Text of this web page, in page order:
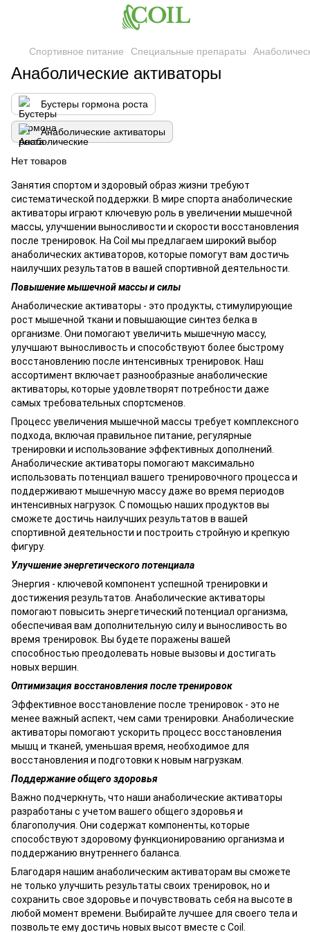
Спортивное питание Специальные препараты
Анаболические активаторы
Бустеры гормона роста
Анаболические активаторы
Нет товаров
Занятия спортом и здоровый образ жизни требуют
систематической поддержки. В мире спорта анаболические
активаторы играют ключевую роль в увеличении мышечной
массы, улучшении выносливости и скорости восстановления
после тренировок. На Coil мы предлагаем широкий выбор
анаболических активаторов, которые помогут вам достичь
наилучших результатов в вашей спортивной деятельности.
Повышение мышечной массы и силы
Анаболические активаторы - это продукты, стимулирующие
рост мышечной ткани и повышающие синтез белка в
организме. Они помогают увеличить мышечную массу,
улучшают выносливость и способствуют более быстрому
восстановлению после интенсивных тренировок. Наш
ассортимент включает разнообразные анаболические
активаторы, которые удовлетворят потребности даже
самых требовательных спортсменов.
Процесс увеличения мышечной массы требует комплексного
подхода, включая правильное питание, регулярные
тренировки и использование эффективных дополнений.
Анаболические активаторы помогают максимально
использовать потенциал вашего тренировочного процесса и
поддерживают мышечную массу даже во время периодов
интенсивных нагрузок. С помощью наших продуктов вы
сможете достичь наилучших результатов в вашей
спортивной деятельности и построить стройную и крепкую
фигуру.
Улучшение энергетического потенциала
Энергия - ключевой компонент успешной тренировки и
достижения результатов. Анаболические активаторы
помогают повысить энергетический потенциал организма,
обеспечивая вам дополнительную силу и выносливость во
время тренировок. Вы будете поражены вашей
способностью преодолевать новые вызовы и достигать
новых вершин.
Оптимизация восстановления после тренировок
Эффективное восстановление после тренировок - это не
менее важный аспект, чем сами тренировки. Анаболические
активаторы помогают ускорить процесс восстановления
мышц и тканей, уменьшая время, необходимое для
восстановления и подготовки к новым нагрузкам.
Поддержание общего здоровья
Важно подчеркнуть, что наши анаболические активаторы
разработаны с учетом вашего общего здоровья и
благополучия. Они содержат компоненты, которые
способствуют здоровому функционированию организма и
поддержанию внутреннего баланса.
Благодаря нашим анаболическим активаторам вы сможете
не только улучшить результаты своих тренировок, но и
сохранить свое здоровье и почувствовать себя на высоте в
любой момент времени. Выбирайте лучшее для своего тела и
позвольте ему достичь новых высот вместе с Coil.